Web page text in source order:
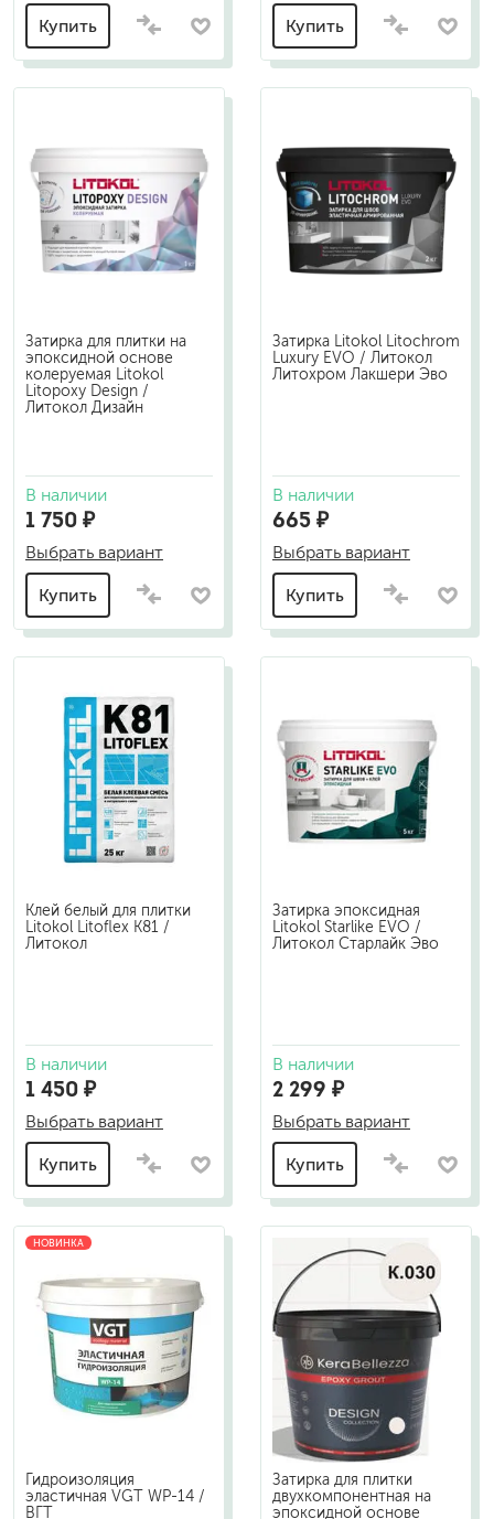
Купить Купить
Затирка для плитки на
эпоксидной основе
колеруемая Litokol
Litopoxy Design /
Литокол Дизайн
В наличии
1 750 ₽
Выбрать вариант
Купить
Затирка Litokol Litochrom
Luxury EVO / Литокол
Литохром Лакшери Эво
В наличии
665 ₽
Выбрать вариант
Купить
Клей белый для плитки
Litokol Litoflex K81 /
Литокол
В наличии
1 450 ₽
Выбрать вариант
Купить
Затирка эпоксидная
Litokol Starlike EVO /
Литокол Старлайк Эво
В наличии
2 299 ₽
Выбрать вариант
Купить
НОВИНКА
Гидроизоляция
эластичная VGT WP-14 /
ВГТ
Затирка для плитки
двухкомпонентная на
эпоксидной основе